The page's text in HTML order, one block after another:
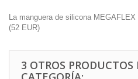
La manguera de silicona
(52 EUR)
3 OTROS